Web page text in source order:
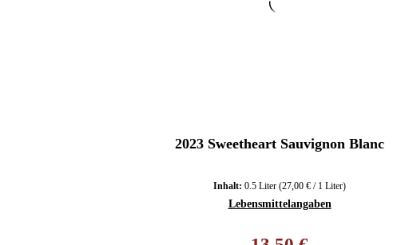
2023 Sweetheart Sauvignon Blanc
Inhalt: 0.5 Liter (27,00 € / 1 Liter)
Lebensmittelangaben